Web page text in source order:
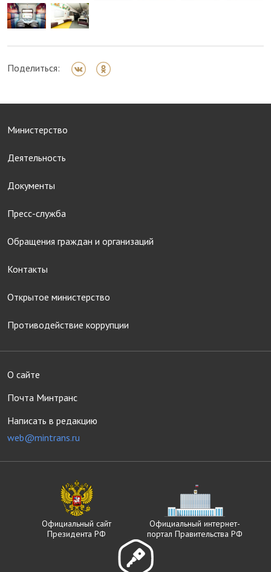
Поделиться:
Министерство
Деятельность
Документы
Пресс-служба
Обращения граждан и организаций
Контакты
Открытое министерство
Противодействие коррупции
О сайте
Почта Минтранс
Написать в редакцию
web@mintrans.ru
Официальный сайт
Президента РФ
Официальный интернет-
портал Правительства РФ